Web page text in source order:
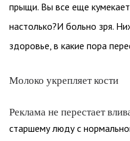
прыщи. Вы все еще
настолько?И больно зря.
здоровье, в какие пора
Молоко укрепляет кости
Реклама не перестает
старшему люду с